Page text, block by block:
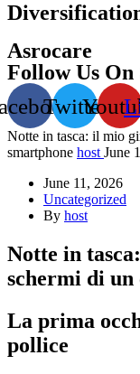
Asrocare
Follow Us
Twitter
Notte in tasca: il mio
smartphone host June
June 11, 2026
Uncategorized
By host
Notte in
schermi di un
La prima
pollice